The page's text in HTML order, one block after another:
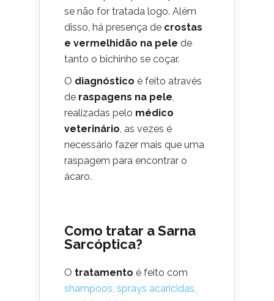
se não for tratada logo. Além
disso, há presença de crostas
e vermelhidão na pele de
tanto o bichinho se coçar.
O diagnóstico é feito através
de raspagens na pele,
realizadas pelo médico
veterinário, as vezes é
necessário fazer mais que uma
raspagem para encontrar o
ácaro.
Como tratar a Sarna
Sarcóptica?
O tratamento é feito com
shampoos, sprays acaricidas,